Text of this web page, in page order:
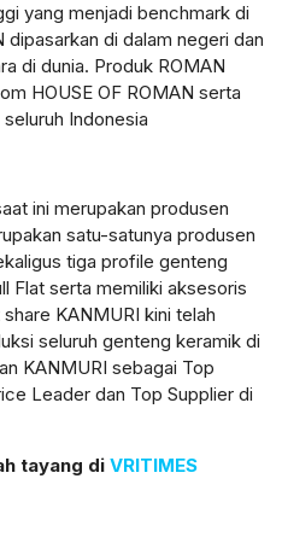
yang menjadi benchmark di
di dalam negeri dan
di dunia. Produk ROMAN
HOUSE OF ROMAN serta
Indonesia
ini merupakan produsen
satu-satunya produsen
tiga profile genteng
Flat serta memiliki aksesoris
KANMURI kini telah
seluruh genteng keramik di
KANMURI sebagai Top
Leader dan Top Supplier di
tayang di VRITIMES